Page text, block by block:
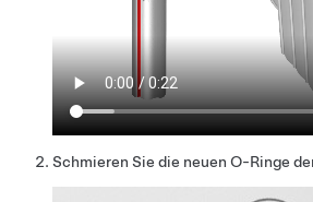
Schmieren Sie die neuen O-Ringe